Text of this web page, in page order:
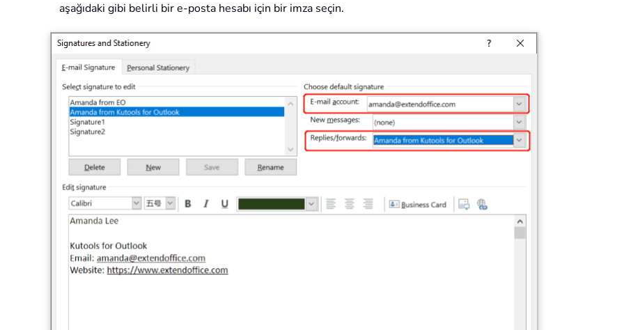
aşağıdaki gibi belirli bir e-posta hesabı için bir imza seçin.